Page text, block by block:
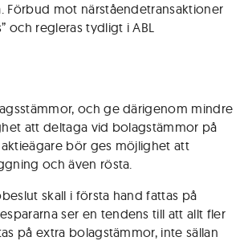
Förbud mot närståendetransaktioner
och regleras tydligt i ABL
och ge därigenom mindre
att deltaga vid bolagstämmor på
aktieägare bör ges möjlighet att
och även rösta.
skall i första hand fattas på
ser en tendens till att allt fler
på extra bolagstämmor, inte sällan